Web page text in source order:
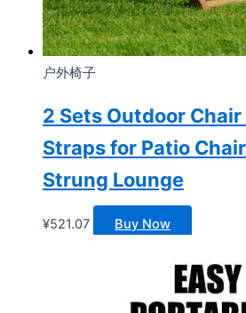
户外椅子
2 Sets Outdoor
Straps for Patio
Strung Lounge
¥521.07 Buy Now